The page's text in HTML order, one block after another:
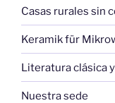
Casas rurales sin
Keramik für
Literatura clásica
Nuestra sede